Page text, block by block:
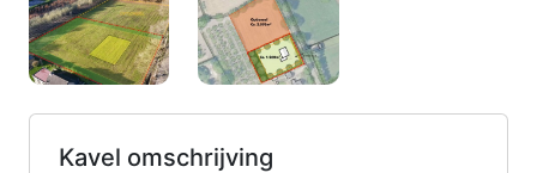
Kavel omschrijving